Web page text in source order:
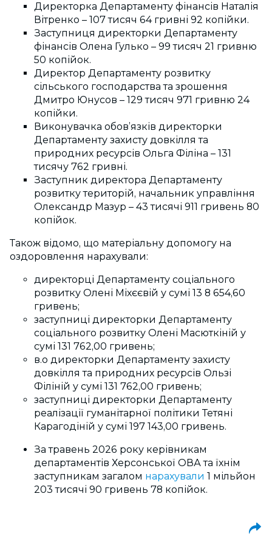
Директорка Департаменту фінансів Наталія
Вітренко – 107 тисяч 64 гривні 92 копійки.
Заступниця директорки Департаменту
фінансів Олена Гулько – 99 тисяч 21 гривню
50 копійок.
Директор Департаменту розвитку
сільського господарства та зрошення
Дмитро Юнусов – 129 тисяч 971 гривню 24
копійки.
Виконувачка обов’язків директорки
Департаменту захисту довкілля та
природних ресурсів Ольга Філіна – 131
тисячу 762 гривні.
Заступник директора Департаменту
розвитку територій, начальник управління
Олександр Мазур – 43 тисячі 911 гривень 80
копійок.
Також відомо, що матеріальну допомогу на
оздоровлення нарахували:
директорці Департаменту соціального
розвитку Олені Міхєєвій у сумі 13 8 654,60
гривень;
заступниці директорки Департаменту
соціального розвитку Олені Масюткіній у
сумі 131 762,00 гривень;
в.о директорки Департаменту захисту
довкілля та природних ресурсів Ользі
Філіній у сумі 131 762,00 гривень;
заступниці директорки Департаменту
реалізації гуманітарної політики Тетяні
Карагодіній у сумі 197 143,00 гривень.
За травень 2026 року керівникам
департаментів Херсонської ОВАта їхнім
заступникам загалом нарахували 1 мільйон
203 тисячі 90 гривень 78 копійок.